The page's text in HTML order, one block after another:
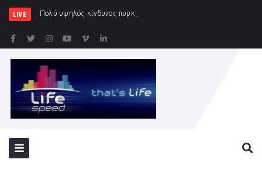
LIVE Πολύ υψηλός κίνδυνος πυρκαγιάς (κατηγορία κινδύνου 4)